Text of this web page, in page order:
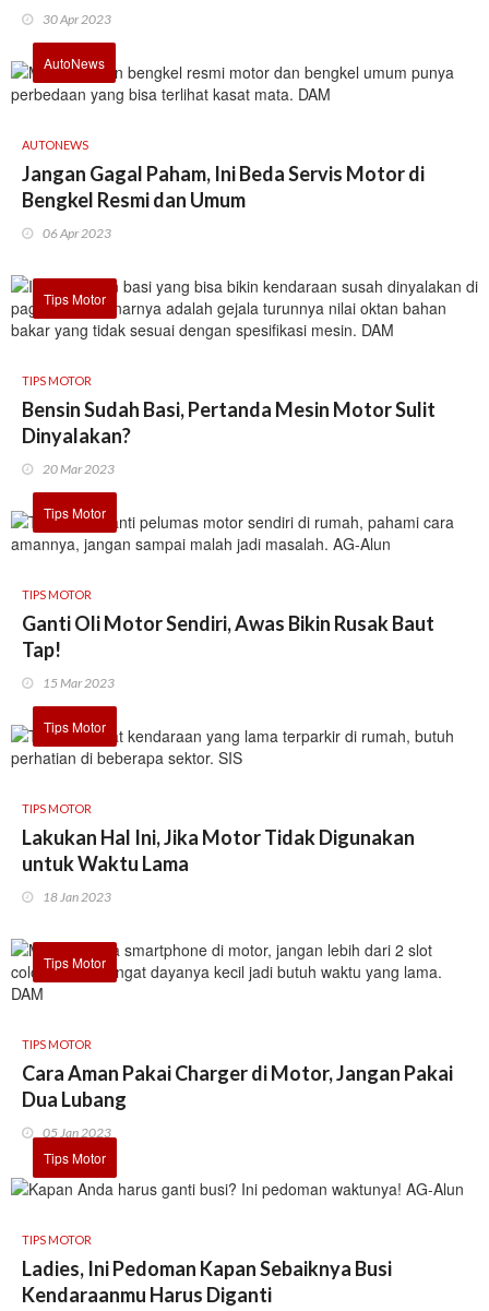
30 Apr 2023
AutoNews
AUTONEWS
Jangan Gagal Paham, Ini Beda Servis Motor di
Bengkel Resmi dan Umum
06 Apr 2023
Tips Motor
TIPS MOTOR
Bensin Sudah Basi, Pertanda Mesin Motor Sulit
Dinyalakan?
20 Mar 2023
Tips Motor
TIPS MOTOR
Ganti Oli Motor Sendiri, Awas Bikin Rusak Baut
Tap!
15 Mar 2023
Tips Motor
TIPS MOTOR
Lakukan Hal Ini, Jika Motor Tidak Digunakan
untuk Waktu Lama
18 Jan 2023
Tips Motor
TIPS MOTOR
Cara Aman Pakai Charger di Motor, Jangan Pakai
Dua Lubang
05 Jan 2023
Tips Motor
TIPS MOTOR
Ladies, Ini Pedoman Kapan Sebaiknya Busi
Kendaraanmu Harus Diganti